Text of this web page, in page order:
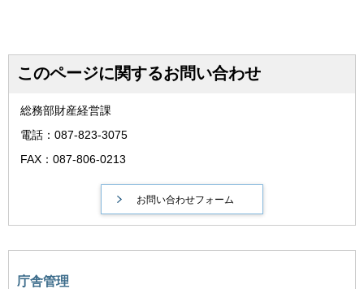
このページに関するお問い合わせ
総務部財産経営課
電話：087-823-3075
FAX：087-806-0213
庁舎管理